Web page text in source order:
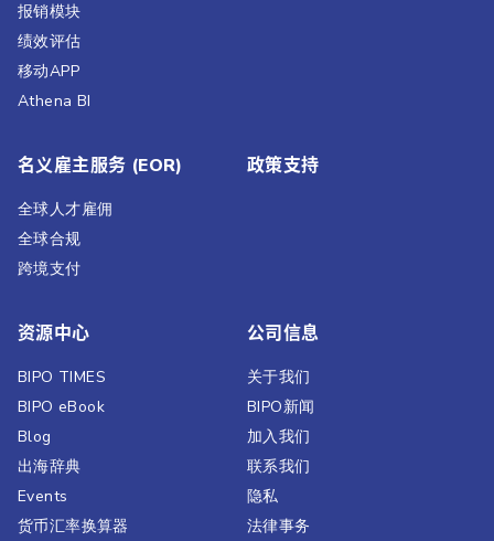
报销模块
绩效评估​
移动APP
Athena BI
名义雇主服务 (EOR)
全球人才雇佣
全球合规
跨境支付
政策支持
资源中心
BIPO TIMES
BIPO eBook
Blog
出海辞典
Events
货币汇率换算器
公司信息
关于我们
BIPO新闻​
加入我们
联系我们
隐私
法律事务